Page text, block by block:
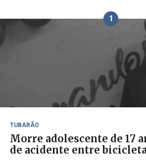
1
TUBARÃO
Morre adolescente de 17
de acidente entre